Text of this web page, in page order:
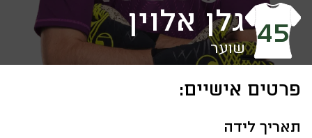
45 גלן אלוין
שוער
פרטים אישיים:
תאריך לידה